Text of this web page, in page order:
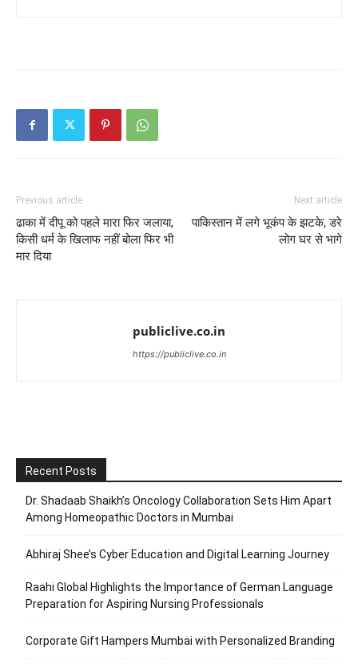
Previous article
ढाका में दीपू को पहले मारा फिर जलाया,
किसी धर्म के खिलाफ नहीं बोला फिर भी
मार दिया
Next article
पाकिस्तान में लगे भूकंप के झटके, डरे
लोग घर से भागे
publiclive.co.in
https://publiclive.co.in
Recent Posts
Dr. Shadaab Shaikh’s Oncology Collaboration Sets Him Apart
Among Homeopathic Doctors in Mumbai
Abhiraj Shee’s Cyber Education and Digital Learning Journey
Raahi Global Highlights the Importance of German Language
Preparation for Aspiring Nursing Professionals
Corporate Gift Hampers Mumbai with Personalized Branding